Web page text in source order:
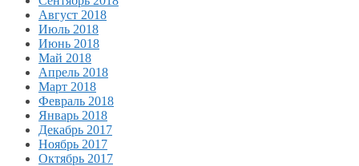
Август 2018
Июль 2018
Июнь 2018
Май 2018
Апрель 2018
Март 2018
Февраль 2018
Январь 2018
Декабрь 2017
Ноябрь 2017
Октябрь 2017